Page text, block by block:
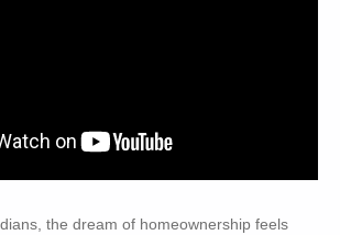
the dream of homeownership feels